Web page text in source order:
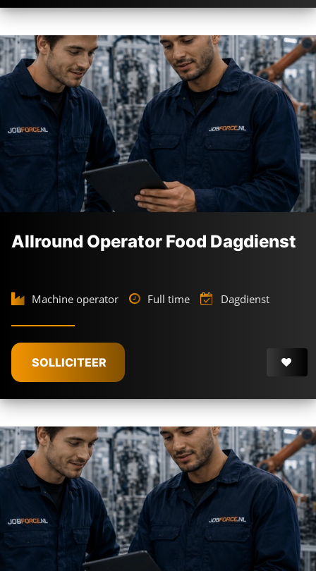
Allround Operator Food Dagdienst
Machine operator Full time Dagdienst
SOLLICITEER